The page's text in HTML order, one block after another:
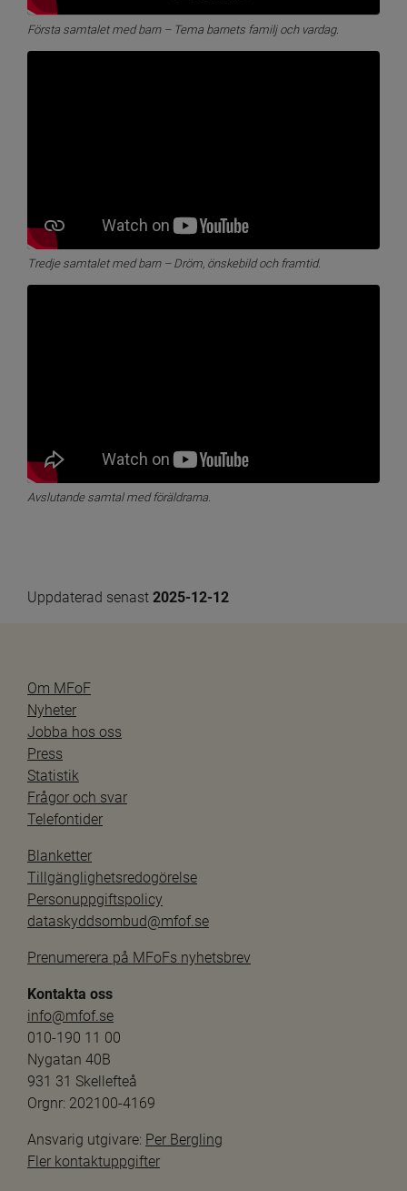
Första samtalet med barn – Tema barnets familj och vardag.
Tredje samtalet med barn – Dröm, önskebild och framtid.
Avslutande samtal med föräldrarna.
Uppdaterad senast 2025-12-12
Om MFoF
Nyheter
Jobba hos oss
Press
Statistik
Frågor och svar
Telefontider
Blanketter
Tillgänglighetsredogörelse
Personuppgiftspolicy
dataskyddsombud@mfof.se
Prenumerera på MFoFs nyhetsbrev
Kontakta oss
info@mfof.se
010-190 11 00
Nygatan 40B
931 31 Skellefteå
Orgnr: 202100-4169
Ansvarig utgivare: Per Bergling
Fler kontaktuppgifter